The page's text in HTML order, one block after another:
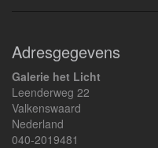
Adresgegevens
Galerie het Licht
Leenderweg 22
Valkenswaard
Nederland
040-2019481